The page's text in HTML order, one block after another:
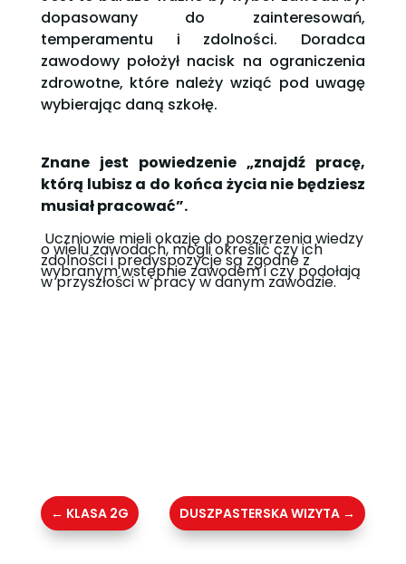
dopasowany do zainteresowań,
temperamentu i zdolności. Doradca
zawodowy położył nacisk na ograniczenia
zdrowotne, które należy wziąć pod uwagę
wybierając daną szkołę.
Znane jest powiedzenie „znajdź pracę,
którą lubisz a do końca życia nie będziesz
musiał pracować”.
Uczniowie mieli okazję do poszerzenia wiedzy
o wielu zawodach, mogli określić czy ich
zdolności i predyspozycje są zgodne z
wybranym wstępnie zawodem i czy podołają
w przyszłości w pracy w danym zawodzie.
← KLASA 2G DUSZPASTERSKA WIZYTA →